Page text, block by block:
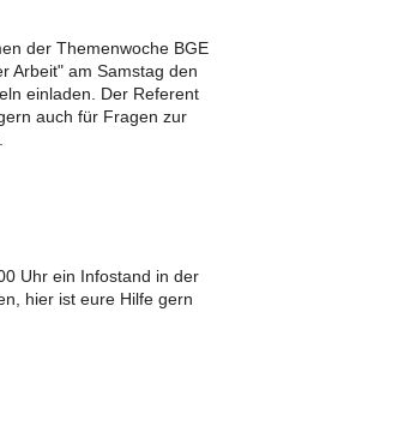
der Themenwoche BGE
Arbeit" am Samstag den
einladen. Der Referent
auch für Fragen zur
Uhr ein Infostand in der
hier ist eure Hilfe gern